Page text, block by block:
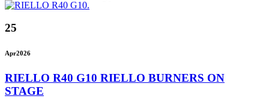
25
Apr2026
RIELLO R40 G10 RIELLO BURNERS ON
STAGE